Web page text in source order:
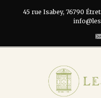
45 rue Isabey, 76790